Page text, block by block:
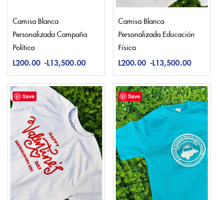
Camisa Blanca
Personalizada Campaña
Política
L200.00 -L13,500.00
Camisa Blanca
Personalizada Educación
Física
L200.00 -L13,500.00
Save Save